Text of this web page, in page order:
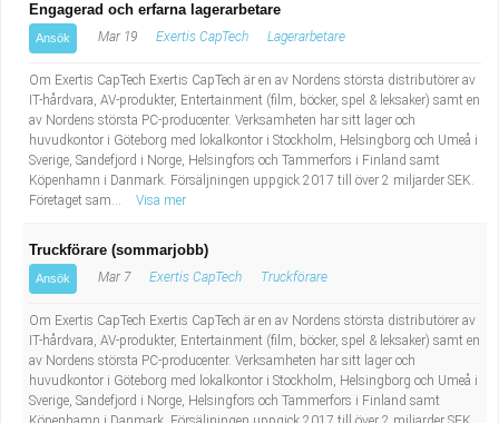
Engagerad och erfarna lagerarbetare
Ansök Mar 19 Exertis CapTech Lagerarbetare
Om Exertis CapTech Exertis CapTech är en av Nordens största distributörer av
IT-hårdvara, AV-produkter, Entertainment (film, böcker, spel & leksaker) samt en
av Nordens största PC-producenter. Verksamheten har sitt lager och
huvudkontor i Göteborg med lokalkontor i Stockholm, Helsingborg och Umeå i
Sverige, Sandefjord i Norge, Helsingfors och Tammerfors i Finland samt
Köpenhamn i Danmark. Försäljningen uppgick 2017 till över 2 miljarder SEK.
Företaget sam...
Visa mer
Truckförare (sommarjobb)
Ansök Mar 7 Exertis CapTech Truckförare
Om Exertis CapTech Exertis CapTech är en av Nordens största distributörer av
IT-hårdvara, AV-produkter, Entertainment (film, böcker, spel & leksaker) samt en
av Nordens största PC-producenter. Verksamheten har sitt lager och
huvudkontor i Göteborg med lokalkontor i Stockholm, Helsingborg och Umeå i
Sverige, Sandefjord i Norge, Helsingfors och Tammerfors i Finland samt